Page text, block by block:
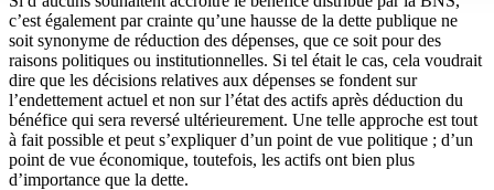
c’est également par crainte qu’une hausse de la dette publique ne
soit synonyme de réduction des dépenses, que ce soit pour des
raisons politiques ou institutionnelles. Si tel était le cas, cela voudrait
dire que les décisions relatives aux dépenses se fondent sur
l’endettement actuel et non sur l’état des actifs après déduction du
bénéfice qui sera reversé ultérieurement. Une telle approche est tout
à fait possible et peut s’expliquer d’un point de vue politique ; d’un
point de vue économique, toutefois, les actifs ont bien plus
d’importance que la dette.